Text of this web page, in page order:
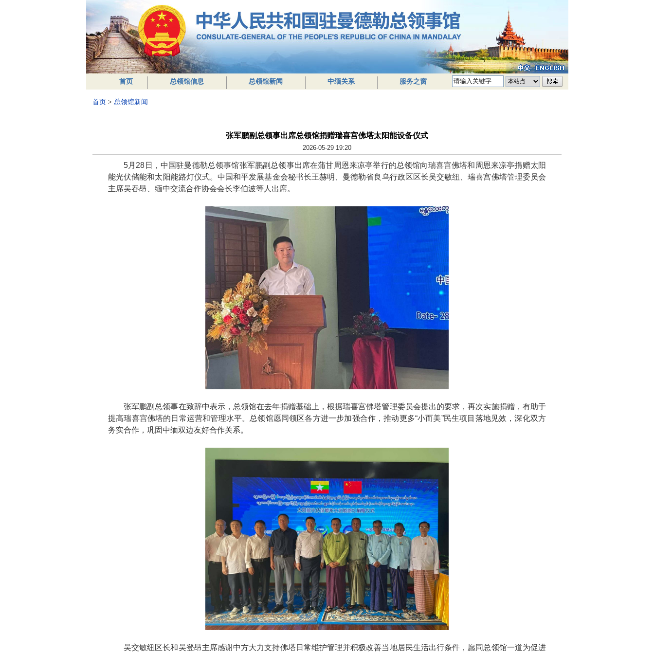
首页 总领馆信息 总领馆新闻 中缅关系 服务之窗
首页 > 总领馆新闻
张军鹏副总领事出席总领馆捐赠瑞喜宫佛塔太阳能设备仪式
2026-05-29 19:20
5月28日，中国驻曼德勒总领事馆张军鹏副总领事出席在蒲甘周恩来凉亭举行的总领馆向瑞喜宫佛塔和周恩来凉亭捐赠太阳
能光伏储能和太阳能路灯仪式。中国和平发展基金会秘书长王赫明、曼德勒省良乌行政区区长吴交敏纽、瑞喜宫佛塔管理委员会
主席吴吞昂、缅中交流合作协会会长李伯波等人出席。
张军鹏副总领事在致辞中表示，总领馆在去年捐赠基础上，根据瑞喜宫佛塔管理委员会提出的要求，再次实施捐赠，有助于
提高瑞喜宫佛塔的日常运营和管理水平。总领馆愿同领区各方进一步加强合作，推动更多“小而美”民生项目落地见效，深化双方
务实合作，巩固中缅双边友好合作关系。
吴交敏纽区长和吴登昂主席感谢中方大力支持佛塔日常维护管理并积极改善当地居民生活出行条件，愿同总领馆一道为促进